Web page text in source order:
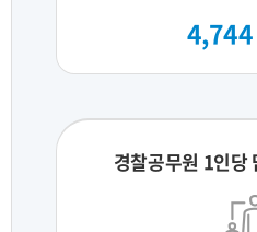
4,744
경찰공무원 1인